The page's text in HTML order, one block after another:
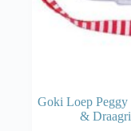
Goki Loep
&